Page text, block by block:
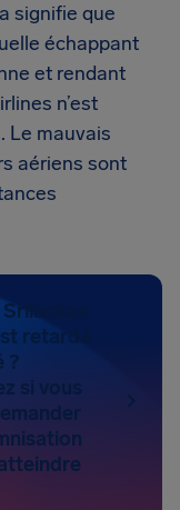
signifie que
échappant
et rendant
n’est
Le mauvais
aériens sont
retardé
?
si vous